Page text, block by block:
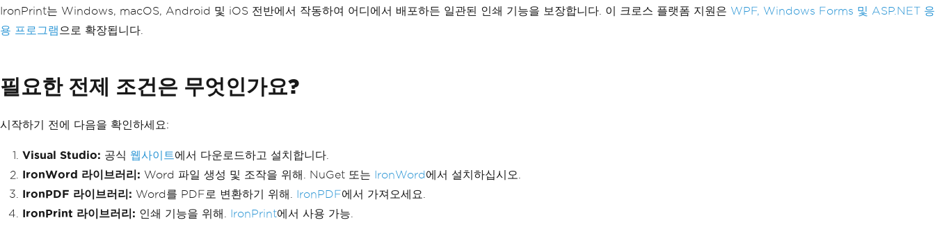
IronPrint는 Windows, macOS, Android 및 iOS 전반에서 작동하여 어디에서 배포하든 일관된 인쇄 기능을 보장합니다. 이 크로스 플랫폼 지원은 WPF, Windows Forms 및 ASP.NET 응
용 프로그램 으로 확장됩니다.
필요한 전제 조건은 무엇인가요?
시작하기 전에 다음을 확인하세요:
Visual Studio: 공식 웹사이트에서 다운로드하고 설치합니다.
IronWord 라이브러리: Word 파일 생성 및 조작을 위해. NuGet 또는 IronWord에서 설치하십시오.
IronPDF 라이브러리: Word를 PDF로 변환하기 위해. IronPDF에서 가져오세요.
IronPrint 라이브러리: 인쇄 기능을 위해. IronPrint에서 사용 가능.